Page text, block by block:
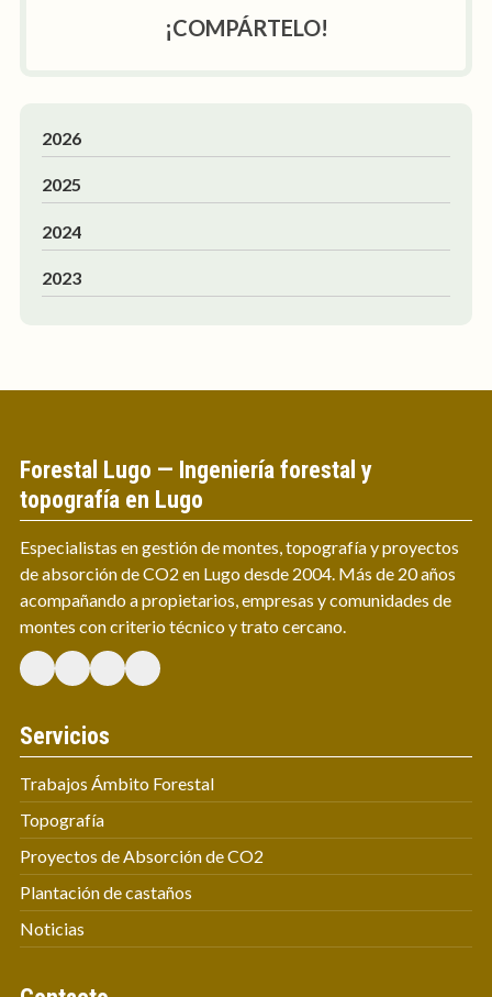
¡COMPÁRTELO!
2026
2025
2024
2023
Forestal Lugo — Ingeniería forestal y
topografía en Lugo
Especialistas en gestión de montes, topografía y proyectos
de absorción de CO2 en Lugo desde 2004. Más de 20 años
acompañando a propietarios, empresas y comunidades de
montes con criterio técnico y trato cercano.
Servicios
Trabajos Ámbito Forestal
Topografía
Proyectos de Absorción de CO2
Plantación de castaños
Noticias